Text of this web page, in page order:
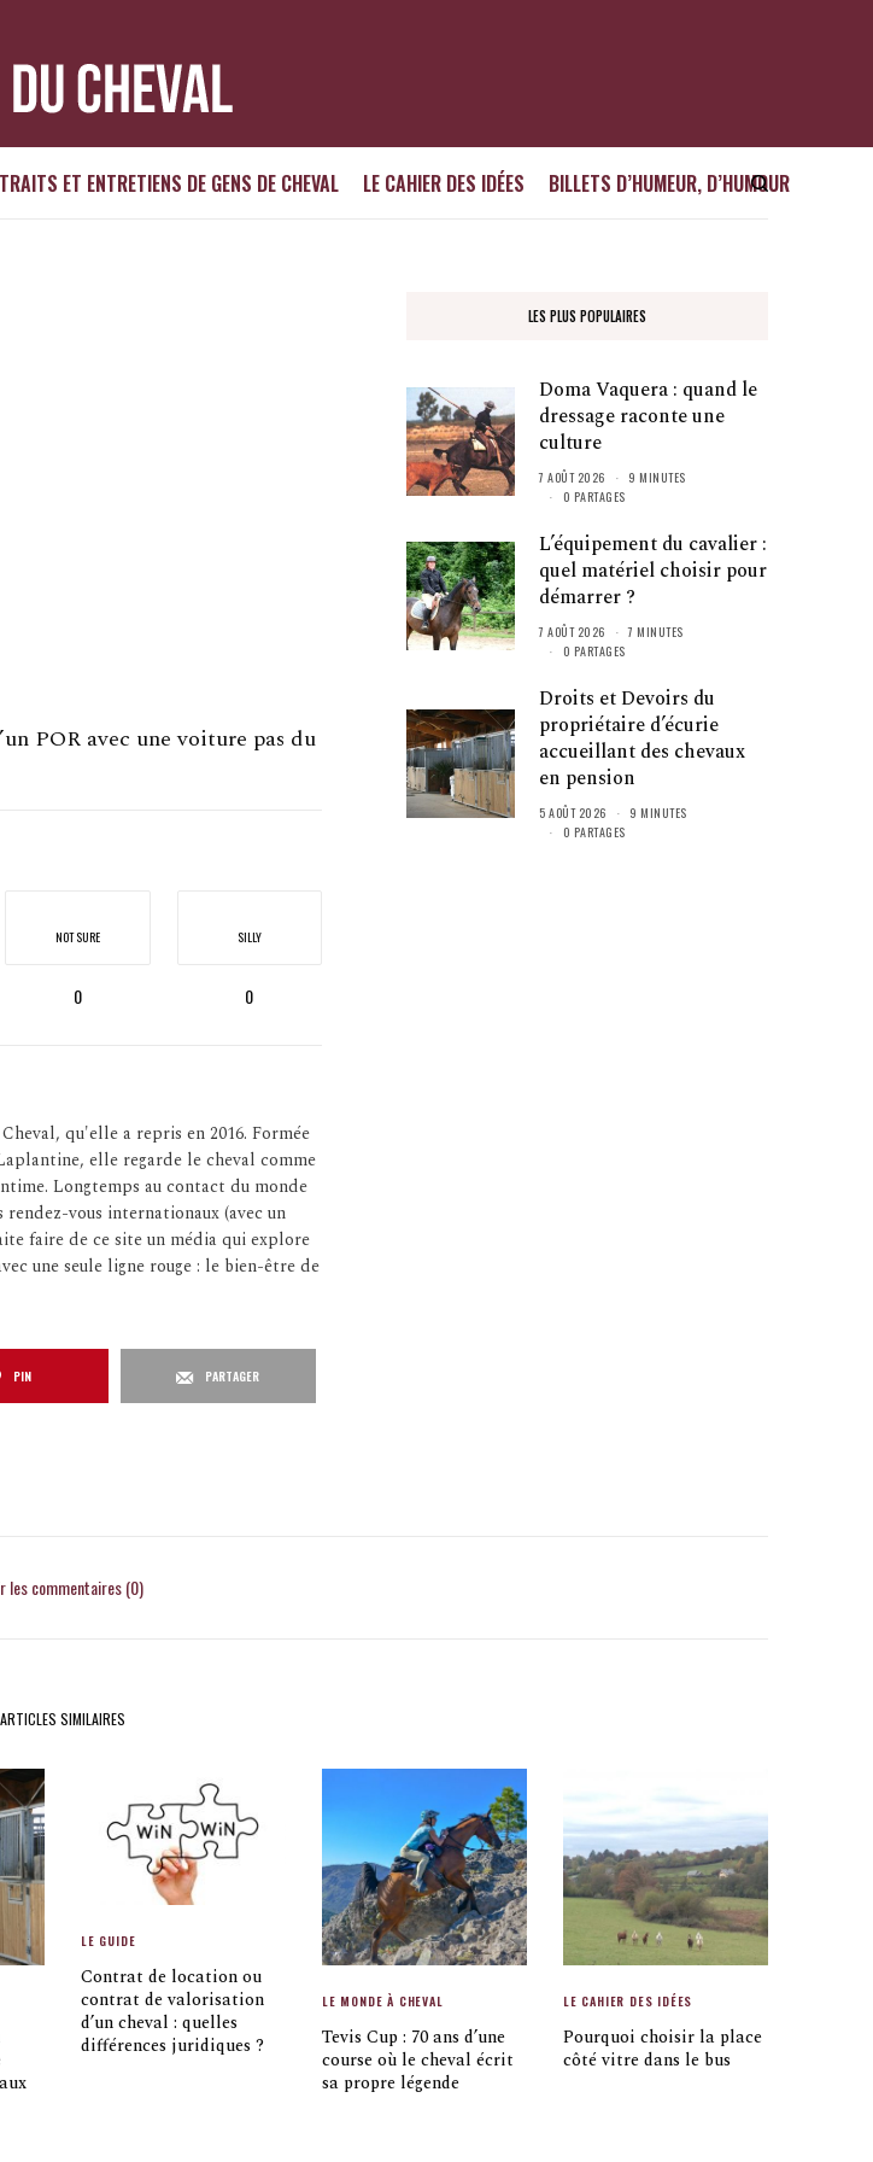
ET ENTRETIENS DE GENS DE CHEVAL LE CAHIER DES IDÉES BILLETS D’HUMEUR, D’HUMOUR
POR avec une voiture pas du
NOT SURE
0
SILLY
0
qu'elle a repris en 2016. Formée
elle regarde le cheval comme
Longtemps au contact du monde
vous internationaux (avec un
faire de ce site un média qui explore
une seule ligne rouge : le bien-être de
PIN PARTAGER
LES PLUS POPULAIRES
Doma Vaquera : quand le
dressage raconte une
culture
7 AOÛT 2026
9 MINUTES
0 PARTAGES
L’équipement du cavalier :
quel matériel choisir pour
démarrer ?
7 AOÛT 2026
7 MINUTES
0 PARTAGES
Droits et Devoirs du
propriétaire d’écurie
accueillant des chevaux
en pension
5 AOÛT 2026
9 MINUTES
0 PARTAGES
les commentaires (0)
ARTICLES SIMILAIRES
LE GUIDE
Contrat de location ou
contrat de valorisation
d’un cheval : quelles
différences juridiques ?
LE MONDE À CHEVAL
Tevis Cup : 70 ans d’une
course où le cheval écrit
sa propre légende
LE CAHIER DES IDÉES
Pourquoi choisir la place
côté vitre dans le bus